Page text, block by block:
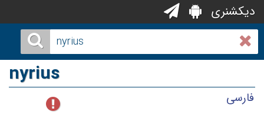
دیکشنری
nyrius
فارسی